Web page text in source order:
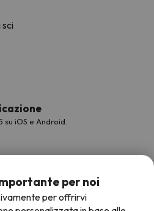
su iOS e Android.
per noi
per offrirvi